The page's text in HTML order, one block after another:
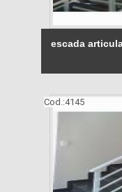
escada
Cod.:4145